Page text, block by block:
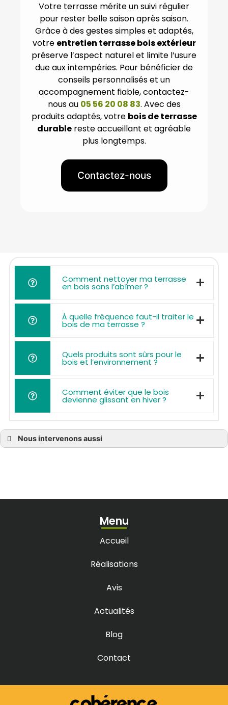
Votre terrasse mérite un suivi régulier
pour rester belle saison après saison.
Grâce à des gestes simples et adaptés,
votre entretien terrasse bois extérieur
préserve l’aspect naturel et limite l’usure
due aux intempéries. Pour bénéficier de
conseils personnalisés et un
accompagnement fiable, contactez-
nous au 05 56 20 08 83. Avec des
produits adaptés, votre bois de terrasse
durable reste accueillant et agréable
plus longtemps.
Contactez-nous
Comment nettoyer ma terrasse
en bois sans l’abîmer ?
À quelle fréquence faut-il traiter le
bois de ma terrasse ?
Quels produits sont sûrs pour le
bois et l’environnement ?
Comment éviter que le bois
devienne glissant en hiver ?
Nous intervenons aussi
Terrasse bois Saint-Médard-en-Jalles
Menu
Accueil
Réalisations
Avis
Actualités
Blog
Contact